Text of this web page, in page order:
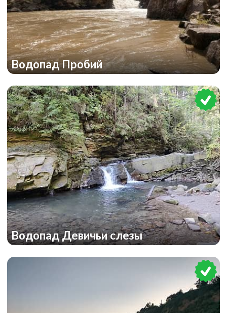
Водопад Пробий
Водопад Девичьи слезы